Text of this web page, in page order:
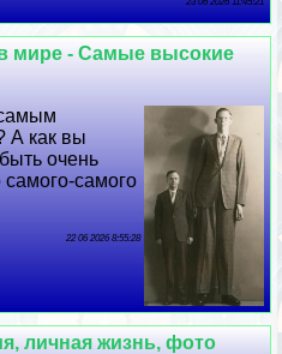
мире - Самые высокие
А как вы
очень
самого
22 06 2026 8:55:28
личная жизнь, фото